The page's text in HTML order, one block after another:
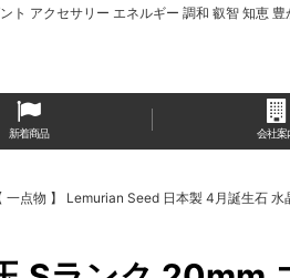
ト アクセサリー エネルギー 調和 叡智 知恵
新着商品 会社案
点物 】 Lemurian Seed 日本製 4月誕生石